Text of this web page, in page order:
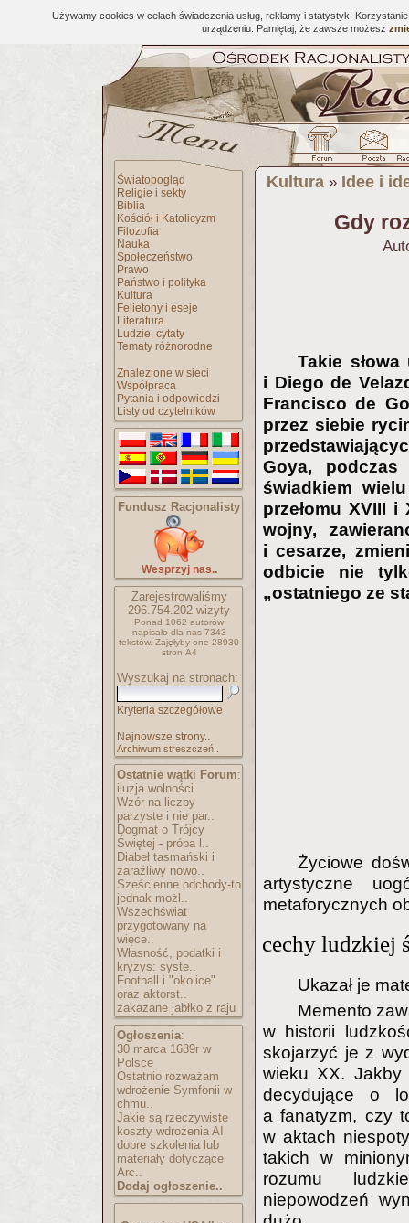
Używamy cookies w celach świadczenia usług, reklamy i statystyk.
urządzeniu. Pamiętaj, że zawsze możesz
Światopogląd
Religie i sekty
Biblia
Kościół i Katolicyzm
Filozofia
Nauka
Społeczeństwo
Prawo
Państwo i polityka
Kultura
Felietony i eseje
Literatura
Ludzie, cytaty
Tematy różnorodne
Znalezione w sieci
Współpraca
Pytania i odpowiedzi
Listy od czytelników
Fundusz Racjonalisty
Wesprzyj nas..
Zarejestrowaliśmy
296.754.202 wizyty
Ponad 1062 autorów
napisało dla nas 7343
tekstów. Zajęłyby one 28930
stron A4
Wyszukaj na stronach:
Kryteria szczegółowe
Najnowsze strony..
Archiwum streszczeń..
Ostatnie wątki Forum:
iluzja wolności
Wzór na liczby
parzyste i nie par..
Dogmat o Trójcy
Świętej - próba l..
Diabeł tasmański i
zaraźliwy nowo..
Sześcienne odchody-to
jednak możl..
Wszechświat
przygotowany na
więce..
Własność, podatki i
kryzys: syste..
Football i "okolice"
oraz aktorst..
zakazane jabłko z raju
Ogłoszenia:
30 marca 1689r w
Polsce
Ostatnio rozważam
wdrożenie Symfonii w
chmu..
Jakie są rzeczywiste
koszty wdrożenia AI
dobre szkolenia lub
materiały dotyczące
Arc..
Dodaj ogłoszenie..
Kultura » Idee i
Gdy
Takie
i Diego de
Francisco de
przez siebie
Goya,
świadkiem
przełomu XVIII
wojny,
i cesarze,
odbicie nie
„ostatniego ze
Życiowe
artystyczne
metaforycznych
cechy ludzkiej
Ukazał je
Memento
w historii
skojarzyć je z
wieku XX. Jakby
decydujące o
a fanatyzm, czy
w aktach
takich w
rozumu
niepowodzeń